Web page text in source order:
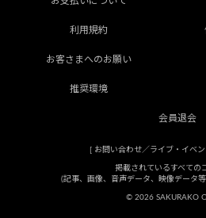
利用規約
お客さまへのお願い
推奨環境
会員退会
[ お問い合わせ／ライブ・イベ
掲載されているすべての
(記事、画像、音声データ、映像データ等
© 2026 SAKURAKO